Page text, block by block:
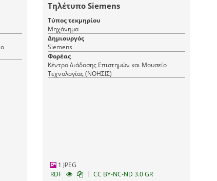
Τηλέτυπο Siemens
Τύπος τεκμηρίου
Μηχάνημα
Δημιουργός
Siemens
Φορέας
Κέντρο Διάδοσης Επιστημών και Μουσείο
Τεχνολογίας (ΝΟΗΣΙΣ)
1 JPEG
RDF
| CC BY-NC-ND 3.0 GR